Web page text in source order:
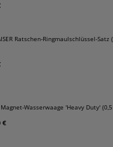
Ratschen-Ringmaulschlüssel-
Magnet-Wasserwaage 'Heavy Duty'
€